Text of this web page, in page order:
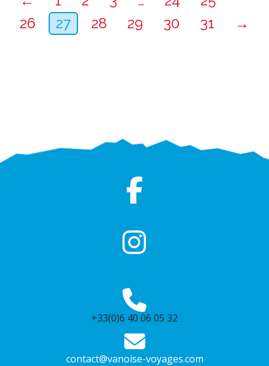
26
27 28 29 30 31 →
+33(0)6 40 06 05 32
contact@vanoise-voyages.com